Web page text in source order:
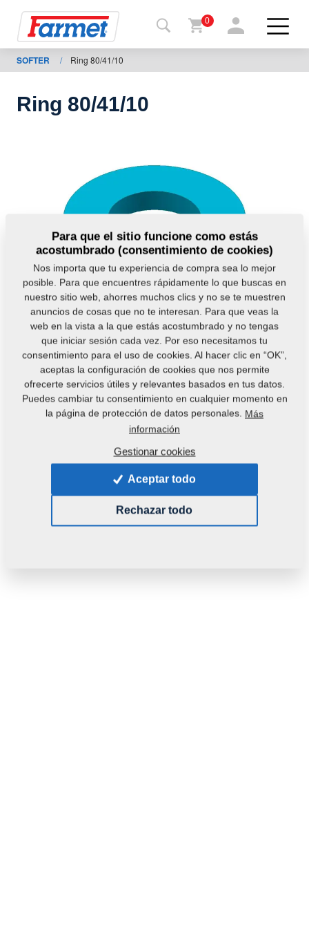
Volver
al
Farmet
máquinas
A
descargar
0
SOFTER / Ring 80/41/10
Ring 80/41/10
Código del producto: 4008357
0,3000 Kg
Para que el sitio funcione como estás
acostumbrado (consentimiento de cookies)
Nos importa que tu experiencia de compra sea lo mejor
posible. Para que encuentres rápidamente lo que buscas en
nuestro sitio web, ahorres muchos clics y no se te muestren
anuncios de cosas que no te interesan. Para que veas la
web en la vista a la que estás acostumbrado y no tengas
que iniciar sesión cada vez. Por eso necesitamos tu
consentimiento para el uso de cookies. Al hacer clic en “OK”,
aceptas la configuración de cookies que nos permite
ofrecerte servicios útiles y relevantes basados en tus datos.
Puedes cambiar tu consentimiento en cualquier momento en
la página de protección de datos personales. Más
información
Gestionar cookies
Aceptar todo
Rechazar todo